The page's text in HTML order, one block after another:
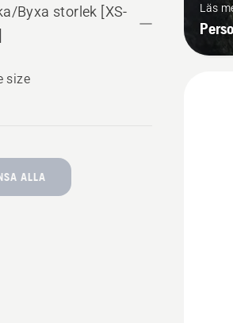
Byxa storlek [XS-
size
ALLA
Läs